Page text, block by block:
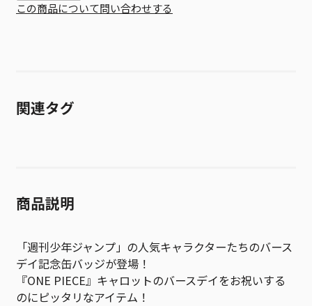
この商品について問い合わせする
関連タグ
商品説明
「週刊少年ジャンプ」の人気キャラクターたちのバース
デイ記念缶バッジが登場！
『ONE PIECE』キャロットのバースデイをお祝いする
のにピッタリなアイテム！